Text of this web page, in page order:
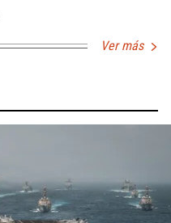
Ver más